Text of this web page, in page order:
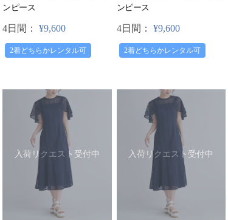
ンピース
4日間： ¥9,600
2着どちらかレンタル可
ンピース
4日間： ¥9,600
2着どちらかレンタル可
入荷リクエスト受付中 入荷リクエスト受付中